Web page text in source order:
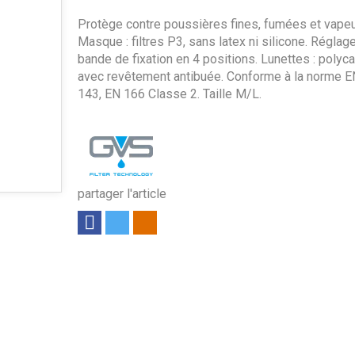
partager l'article
Protège contre poussières fines, fumées et
Masque : filtres P3, sans latex ni silicone.
bande de fixation en 4 positions. Lunettes :
avec revêtement antibuée. Conforme à la norme
143, EN 166 Classe 2. Taille M/L.